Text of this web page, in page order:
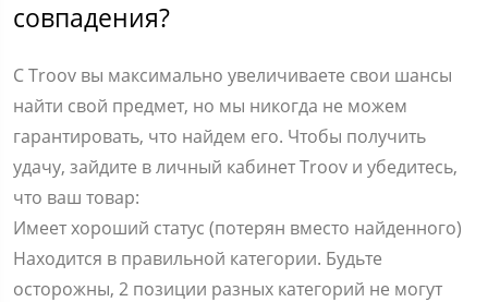
совпадения?
С Troov вы максимально увеличиваете свои шансы
найти свой предмет, но мы никогда не можем
гарантировать, что найдем его. Чтобы получить
удачу, зайдите в личный кабинет Troov и убедитесь,
что ваш товар:
Имеет хороший статус (потерян вместо найденного)
Находится в правильной категории. Будьте
осторожны, 2 позиции разных категорий не могут